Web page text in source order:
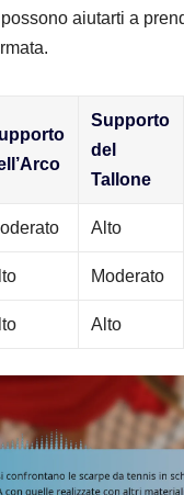
aiutarti a
Supporto
del
Tallone
Alto
Moderato
Alto